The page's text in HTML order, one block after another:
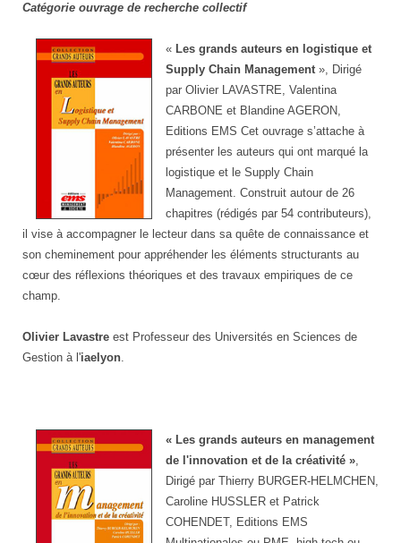
Catégorie ouvrage de recherche collectif
« Les grands auteurs en logistique et
Supply Chain Management», Dirigé
par Olivier LAVASTRE, Valentina
CARBONE et Blandine AGERON,
Editions EMS Cet ouvrage s’attache à
présenter les auteurs qui ont marqué la
logistique et le Supply Chain
Management. Construit autour de 26
chapitres (rédigés par 54 contributeurs),
il vise à accompagner le lecteur dans sa quête de connaissance et
son cheminement pour appréhender les éléments structurants au
cœur des réflexions théoriques et des travaux empiriques de ce
champ.
Olivier Lavastre est Professeur des Universités en Sciences de
Gestion à l'iaelyon.
« Les grands auteurs en management
de l'innovation et de la créativité »,
Dirigé par Thierry BURGER-HELMCHEN,
Caroline HUSSLER et Patrick
COHENDET, Editions EMS